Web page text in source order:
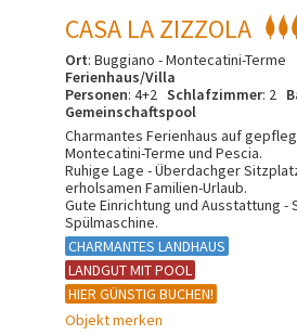
CASA LA ZIZZOLA
Ort: Buggiano - Montecatini-Terme
Ferienhaus/Villa
Personen: 4+2 Schlafzimmer: 2
Gemeinschaftspool
Charmantes Ferienhaus auf
Montecatini-Terme und Pescia.
Ruhige Lage - Überdachger
erholsamen Familien-Urlaub.
Gute Einrichtung und Ausstattung -
Spülmaschine.
CHARMANTES LANDHAUS
LANDGUT MIT POOL
HIER GÜNSTIG BUCHEN!
Objekt merken